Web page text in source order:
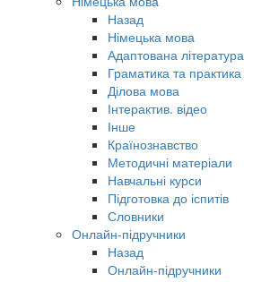
Назад
Німецька мова
Адаптована література
Граматика та практика
Ділова мова
Інтерактив. відео
Інше
Країнознавство
Методичні матеріали
Навчальні курси
Підготовка до іспитів
Словники
Онлайн-підручники
Назад
Онлайн-підручники